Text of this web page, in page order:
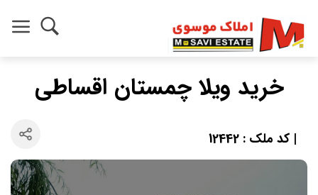
خرید ویلا چمستان اقساطی
| کد ملک : 12442